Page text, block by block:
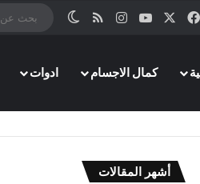
فيسبوك ‫YouTubeانستقرامملخص الموقع RSS
الوضع المظلم
كمال الاجسام ادوات
أشهر المقالات